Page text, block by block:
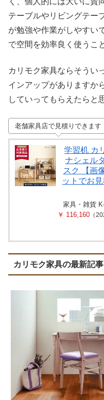
テーブルやリビングテー
が勉強や作業がしやすい
で空間を効率良く使うこ
カリモク家具ならそうい
インアップがありますか
していってもらえたらと
老舗家具店で見積りできます
学習机 カ
ナシェル
スク 【画
ットでお
家具・雑貨
￥ 116,160 （
カリモク家具の最新記事